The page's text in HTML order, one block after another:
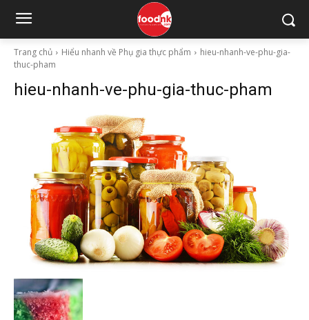
Trang chủ Hiểu nhanh về Phụ gia thực phẩm
hieu-nhanh-ve-phu-gia-
thuc-pham
hieu-nhanh-ve-phu-gia-thuc-pham